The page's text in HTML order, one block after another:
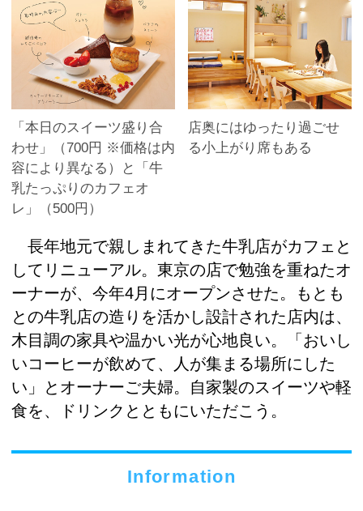
「本日のスイーツ盛り合
わせ」（700円 ※価格は内
容により異なる）と「牛
乳たっぷりのカフェオ
レ」（500円）
店奥にはゆったり過ごせ
る小上がり席もある
長年地元で親しまれてきた牛乳店がカフェと
してリニューアル。東京の店で勉強を重ねたオ
ーナーが、今年4月にオープンさせた。もとも
との牛乳店の造りを活かし設計された店内は、
木目調の家具や温かい光が心地良い。「おいし
いコーヒーが飲めて、人が集まる場所にした
い」とオーナーご夫婦。自家製のスイーツや軽
食を、ドリンクとともにいただこう。
Information